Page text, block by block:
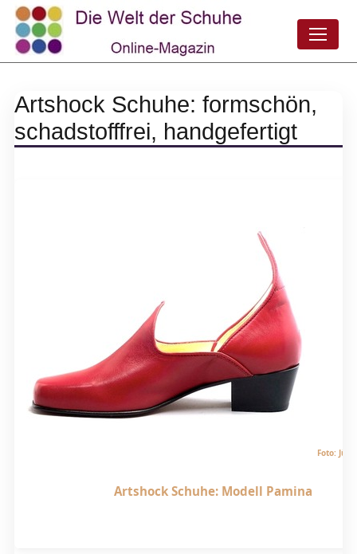
Artshock Schuhe: formschön,
schadstofffrei, handgefertigt
Foto:
Artshock Schuhe: Modell Pamina